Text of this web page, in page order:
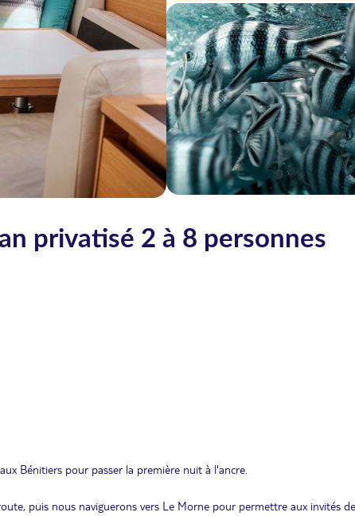
privatisé 2 à 8 personnes
Bénitiers pour passer la première nuit à l'ancre.
puis nous naviguerons vers Le Morne pour permettre aux invités